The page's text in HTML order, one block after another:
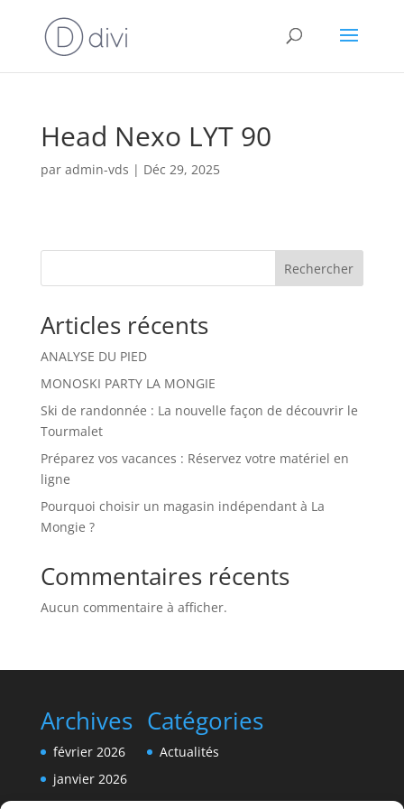
Head Nexo LYT 90
par admin-vds | Déc 29, 2025
Rechercher
Articles récents
ANALYSE DU PIED
MONOSKI PARTY LA MONGIE
Ski de randonnée : La nouvelle façon de découvrir le
Tourmalet
Préparez vos vacances : Réservez votre matériel en
ligne
Pourquoi choisir un magasin indépendant à La
Mongie ?
Commentaires récents
Aucun commentaire à afficher.
Archives
février 2026
janvier 2026
Catégories
Actualités